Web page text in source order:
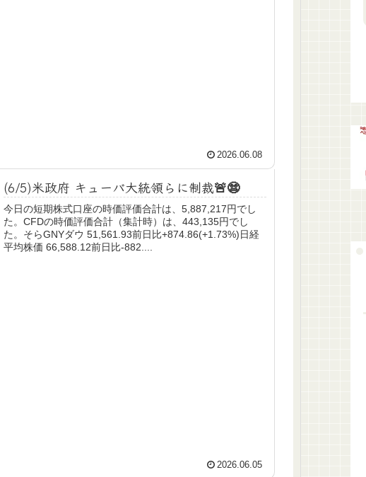
2026.06.08
(6/5)米政府 キューバ大統領らに制裁🚨😨
今日の短期株式口座の時価評価合計は、5,887,217円でし
た。CFDの時価評価合計（集計時）は、443,135円でし
た。そらGNYダウ 51,561.93前日比+874.86(+1.73%)日経
平均株価 66,588.12前日比-882....
2026.06.05